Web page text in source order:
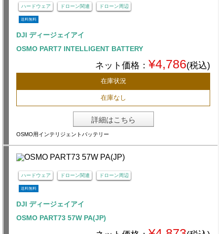
ハードウェア ドローン関連 ドローン周辺
送料無料
DJI ディージェイアイ
OSMO PART7 INTELLIGENT BATTERY
ネット価格： ¥4,786(税込)
在庫状況
在庫なし
詳細はこちら
OSMO用インテリジェントバッテリー
ハードウェア ドローン関連 ドローン周辺
送料無料
DJI ディージェイアイ
OSMO PART73 57W PA(JP)